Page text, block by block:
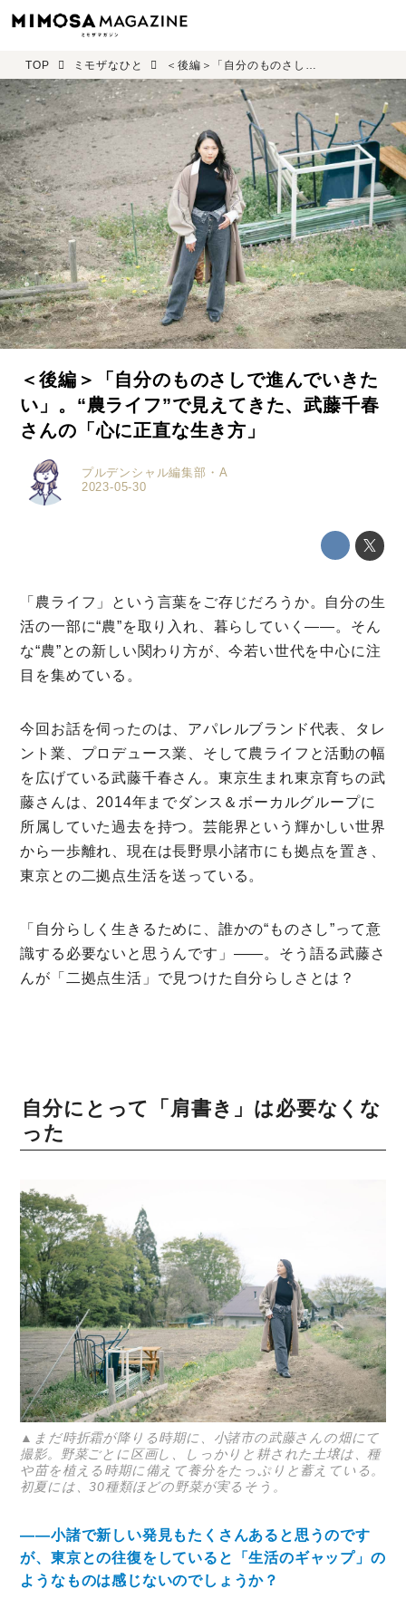
ミモザなひと
ミモザレポート
ミモマガエッセイ
根ほり花ほり10アンケート
運営会社
利用規約
プライバシーポリシー
TOP ミモザなひと ＜後編＞「自分のものさしで進んでいきたい」。“農ライフ”で見えてきた、武藤千春さんの「心に正直な生き方」
＜後編＞「自分のものさしで進んでいきた
い」。“農ライフ”で見えてきた、武藤千春
さんの「心に正直な生き方」
2023-05-30
プルデンシャル編集部・A
「農ライフ」という言葉をご存じだろうか。自分の生
活の一部に“農”を取り入れ、暮らしていく――。そん
な“農”との新しい関わり方が、今若い世代を中心に注
目を集めている。
今回お話を伺ったのは、アパレルブランド代表、タレ
ント業、プロデュース業、そして農ライフと活動の幅
を広げている武藤千春さん。東京生まれ東京育ちの武
藤さんは、2014年までダンス＆ボーカルグループに
所属していた過去を持つ。芸能界という輝かしい世界
から一歩離れ、現在は長野県小諸市にも拠点を置き、
東京との二拠点生活を送っている。
「自分らしく生きるために、誰かの“ものさし”って意
識する必要ないと思うんです」――。そう語る武藤さ
んが「二拠点生活」で見つけた自分らしさとは？
自分にとって「肩書き」は必要なくな
った
▲まだ時折霜が降りる時期に、小諸市の武藤さんの畑にて
撮影。野菜ごとに区画し、しっかりと耕された土壌は、種
や苗を植える時期に備えて養分をたっぷりと蓄えている。
初夏には、30種類ほどの野菜が実るそう。
――小諸で新しい発見もたくさんあると思うのです
が、東京との往復をしていると「生活のギャップ」の
ようなものは感じないのでしょうか？